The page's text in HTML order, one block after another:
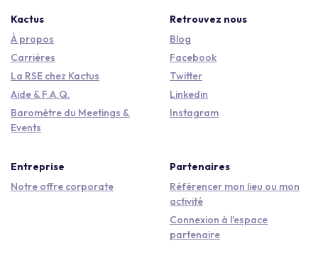
Kactus
À propos
Carrières
La RSE chez Kactus
Aide & F.A.Q.
Baromètre du Meetings &
Events
Retrouvez nous
Blog
Facebook
Twitter
Linkedin
Instagram
Entreprise
Notre offre corporate
Partenaires
Référencer mon lieu ou mon
activité
Connexion à l'espace
partenaire